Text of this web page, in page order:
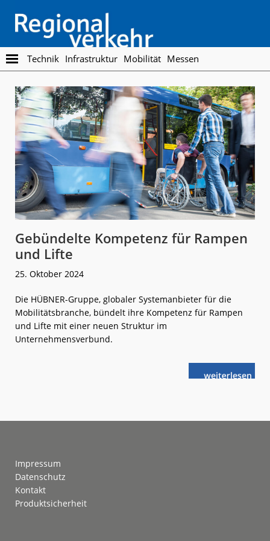
main
content
footer
Regionalverkehr
Die
Fachzeitschrift
den
Öffentlichen
Personennahverkehr
Technik Infrastruktur Mobilität Messen
Gebündelte Kompetenz für Rampen
und Lifte
25. Oktober 2024
Die HÜBNER-Gruppe, globaler Systemanbieter für die
Mobilitätsbranche, bündelt ihre Kompetenz für Rampen
und Lifte mit einer neuen Struktur im
Unternehmensverbund.
weiterlese
nGebündelte
Impressum
Datenschutz
Kontakt
Produktsicherheit